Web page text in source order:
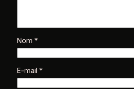
Nom *
E-mail *